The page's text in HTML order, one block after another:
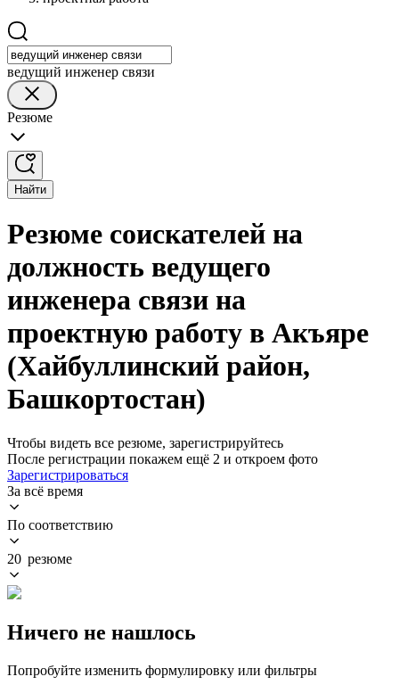
ведущий инженер связи
Резюме
Найти
Резюме соискателей на
должность ведущего
инженера связи на
проектную работу в Акъяре
(Хайбуллинский район,
Башкортостан)
Чтобы видеть все резюме, зарегистрируйтесь
После регистрации покажем ещё 2 и откроем фото
Зарегистрироваться
За всё время
По соответствию
20 резюме
Ничего не нашлось
Попробуйте изменить формулировку или фильтры